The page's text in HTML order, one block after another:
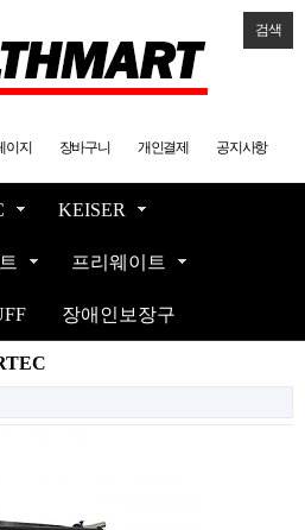
검색
이지 장바구니 개인결제 공지사항
KEISER
프리웨이트
장애인보장구